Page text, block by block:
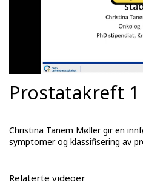
Prostatakreft 1
Christina Tanem Møller gir en
symptomer og klassifisering av
Relaterte videoer